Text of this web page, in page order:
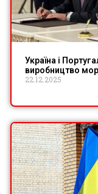
Україна і
виробництво
22.12.2025